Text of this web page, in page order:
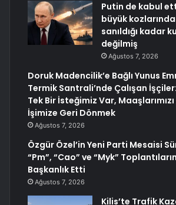
Putin de kabul
büyük
sanıldığı kadar
değilmiş
Ağustos 7, 2026
Doruk Madencilik’e Bağlı Yunus
Termik Santrali’nde Çalışan
Tek Bir İsteğimiz Var, Maaşlarımızı
İşimize Geri Dönmek
Ağustos 7, 2026
Özgür Özel’in Yeni Parti Mesaisi
“Pm”, “Cao” ve “Myk”
Başkanlık Etti
Ağustos 7, 2026
Kilis’te Trafik